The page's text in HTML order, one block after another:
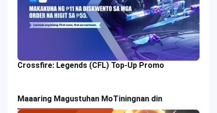
Crossfire: Legends (CFL) Top-Up Promo
Maaaring Magustuhan MoTiningnan din